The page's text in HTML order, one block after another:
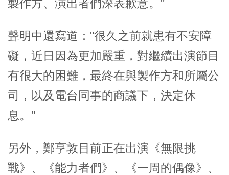
製作方、演出者們深表歉意。"
聲明中還寫道："很久之前就患有不安障
礙，近日因為更加嚴重，對繼續出演節目
有很大的困難，最終在與製作方和所屬公
司，以及電台同事的商議下，決定休
息。"
另外，鄭亨敦目前正在出演《無限挑
戰》、《能力者們》、《一周的偶像》、